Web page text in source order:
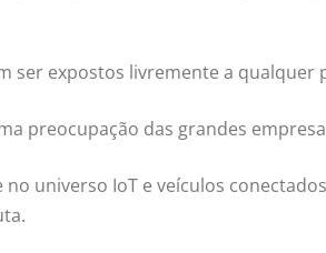
ser expostos livremente a qualquer
preocupação das grandes
no universo IoT e veículos